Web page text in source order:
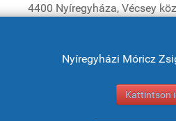
4400 Nyíregyháza, Vécsey
Nyíregyházi Móricz
Kattintson